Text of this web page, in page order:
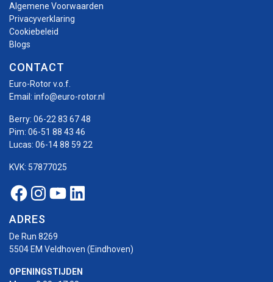
Algemene Voorwaarden
Privacyverklaring
Cookiebeleid
Blogs
CONTACT
Euro-Rotor v.o.f.
Email: info@euro-rotor.nl
Berry: 06-22 83 67 48
Pim: 06-51 88 43 46
Lucas: 06-14 88 59 22
KVK: 57877025
Facebook Euro-rotor
Instagram Euro-rotor
Youtube Euro-rotor
Linkedin Euro-rotor
ADRES
De Run 8269
5504 EM Veldhoven (Eindhoven)
OPENINGSTIJDEN